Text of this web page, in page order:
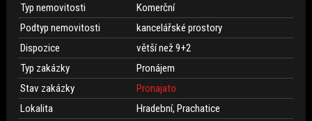
Typ nemovitosti
Komerční
Podtyp nemovitosti
kancelářské prostory
Dispozice
větší než 9+2
Typ zakázky
Pronájem
Stav zakázky
Pronajato
Lokalita
Hradební, Prachatice